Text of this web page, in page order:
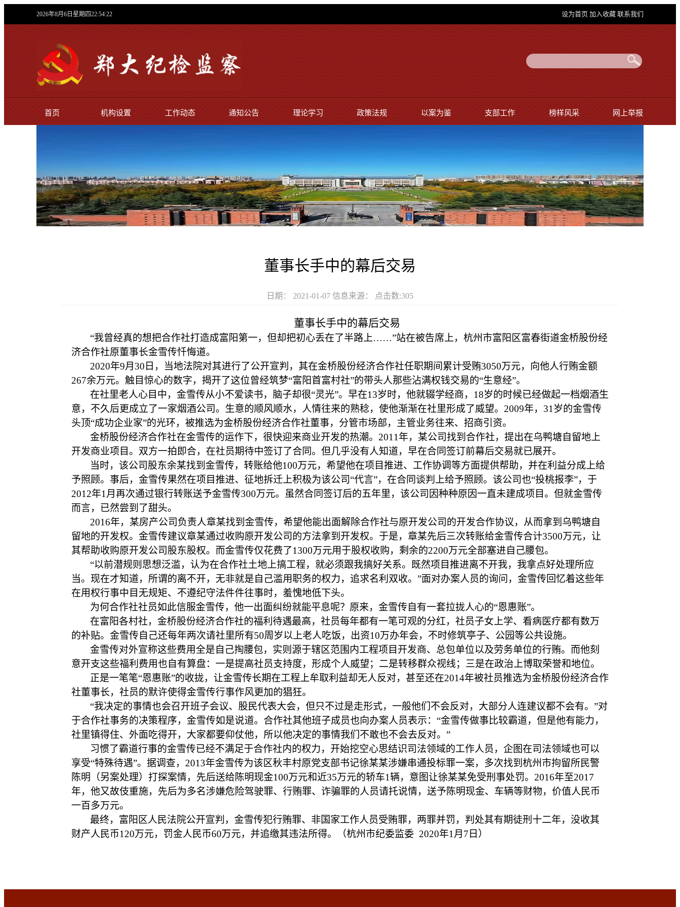
2026年8月6日星期四22:54:22 设为首页 加入收藏 联系我们
首页 机构设置 工作动态 通知公告 理论学习 政策法规 以案为鉴 支部工作 榜样风采 网上举报
董事长手中的幕后交易
日期： 2021-01-07 信息来源： 点击数:305
董事长手中的幕后交易
“我曾经真的想把合作社打造成富阳第一，但却把初心丢在了半路上……”站在被告席上，杭州市富阳区富春街道金桥股份经
济合作社原董事长金雪传忏悔道。
2020年9月30日，当地法院对其进行了公开宣判，其在金桥股份经济合作社任职期间累计受贿3050万元，向他人行贿金额
267余万元。触目惊心的数字，揭开了这位曾经筑梦“富阳首富村社”的带头人那些沾满权钱交易的“生意经”。
在社里老人心目中，金雪传从小不爱读书，脑子却很“灵光”。早在13岁时，他就辍学经商，18岁的时候已经做起一档烟酒生
意，不久后更成立了一家烟酒公司。生意的顺风顺水，人情往来的熟稔，使他渐渐在社里形成了威望。2009年，31岁的金雪传
头顶“成功企业家”的光环，被推选为金桥股份经济合作社董事，分管市场部，主管业务往来、招商引资。
金桥股份经济合作社在金雪传的运作下，很快迎来商业开发的热潮。 2011年，某公司找到合作社，提出在乌鸭塘自留地上
开发商业项目。双方一拍即合，在社员期待中签订了合同。但几乎没有人知道，早在合同签订前幕后交易就已展开。
当时，该公司股东余某找到金雪传，转账给他100万元，希望他在项目推进、工作协调等方面提供帮助，并在利益分成上给
予照顾。事后，金雪传果然在项目推进、征地拆迁上积极为该公司“代言”，在合同谈判上给予照顾。该公司也“投桃报李”，于
2012年1月再次通过银行转账送予金雪传300万元。虽然合同签订后的五年里，该公司因种种原因一直未建成项目。但就金雪传
而言，已然尝到了甜头。
2016年，某房产公司负责人章某找到金雪传，希望他能出面解除合作社与原开发公司的开发合作协议，从而拿到乌鸭塘自
留地的开发权。金雪传建议章某通过收购原开发公司的方法拿到开发权。于是，章某先后三次转账给金雪传合计3500万元，让
其帮助收购原开发公司股东股权。而金雪传仅花费了1300万元用于股权收购，剩余的2200万元全部塞进自己腰包。
“以前潜规则思想泛滥，认为在合作社土地上搞工程，就必须跟我搞好关系。既然项目推进离不开我，我拿点好处理所应
当。现在才知道，所谓的离不开，无非就是自己滥用职务的权力，追求名利双收。”面对办案人员的询问，金雪传回忆着这些年
在用权行事中目无规矩、不遵纪守法件件往事时，羞愧地低下头。
为何合作社社员如此信服金雪传，他一出面纠纷就能平息呢？原来，金雪传自有一套拉拢人心的“恩惠账”。
在富阳各村社，金桥股份经济合作社的福利待遇最高，社员每年都有一笔可观的分红，社员子女上学、看病医疗都有数万
的补贴。金雪传自己还每年两次请社里所有50周岁以上老人吃饭，出资10万办年会，不时修筑亭子、公园等公共设施。
金雪传对外宣称这些费用全是自己掏腰包，实则源于辖区范围内工程项目开发商、总包单位以及劳务单位的行贿。而他刻
意开支这些福利费用也自有算盘：一是提高社员支持度，形成个人威望；二是转移群众视线；三是在政治上博取荣誉和地位。
正是一笔笔“恩惠账”的收拢，让金雪传长期在工程上牟取利益却无人反对，甚至还在2014年被社员推选为金桥股份经济合作
社董事长，社员的默许使得金雪传行事作风更加的猖狂。
“我决定的事情也会召开班子会议、股民代表大会，但只不过是走形式，一般他们不会反对，大部分人连建议都不会有。”对
于合作社事务的决策程序，金雪传如是说道。合作社其他班子成员也向办案人员表示：“金雪传做事比较霸道，但是他有能力，
社里镇得住、外面吃得开，大家都要仰仗他，所以他决定的事情我们不敢也不会去反对。”
习惯了霸道行事的金雪传已经不满足于合作社内的权力，开始挖空心思结识司法领域的工作人员，企图在司法领域也可以
享受“特殊待遇”。据调查，2013年金雪传为该区秋丰村原党支部书记徐某某涉嫌串通投标罪一案，多次找到杭州市拘留所民警
陈明（另案处理）打探案情，先后送给陈明现金100万元和近35万元的轿车1辆，意图让徐某某免受刑事处罚。2016年至2017
年，他又故伎重施，先后为多名涉嫌危险驾驶罪、行贿罪、诈骗罪的人员请托说情，送予陈明现金、车辆等财物，价值人民币
一百多万元。
最终，富阳区人民法院公开宣判，金雪传犯行贿罪、非国家工作人员受贿罪，两罪并罚，判处其有期徒刑十二年，没收其
财产人民币120万元，罚金人民币60万元，并追缴其违法所得。（杭州市纪委监委 2020年1月7日 ）